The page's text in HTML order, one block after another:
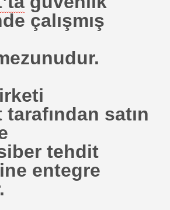
çalışmış
satın
tehdit
entegre
ALINTERİNİ HİDROJENE